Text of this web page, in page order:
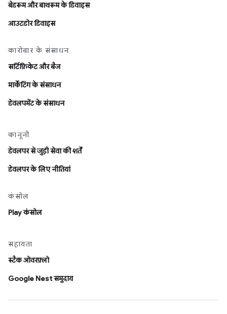
बेडरूम और बाथरूम के डिवाइस
आउटडोर डिवाइस
कारोबार के संसाधन
सर्टिफ़िकेट और बैज
मार्केटिंग के संसाधन
डेवलपमेंट के संसाधन
कानूनी
डेवलपर से जुड़ी सेवा की शर्तें
डेवलपर के लिए नीतियां
कंसोल
Play कंसोल
सहायता
स्टैक ओवरफ़्लो
Google Nest समुदाय